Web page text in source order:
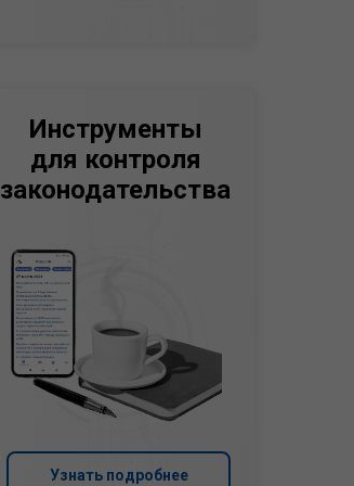
Узнать подробнее
Инструменты
для контроля
законодательства